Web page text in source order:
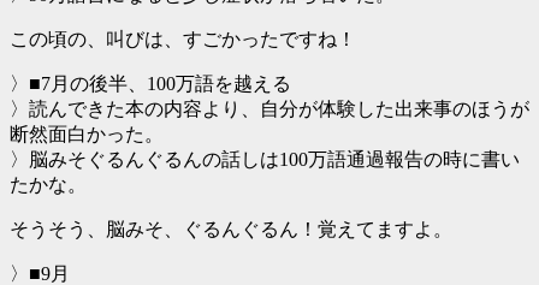
この頃の、叫びは、すごかったですね！
〉■7月の後半、100万語を越える
〉読んできた本の内容より、自分が体験した出来事のほうが
断然面白かった。
〉脳みそぐるんぐるんの話しは100万語通過報告の時に書い
たかな。
そうそう、脳みそ、ぐるんぐるん！覚えてますよ。
〉■9月